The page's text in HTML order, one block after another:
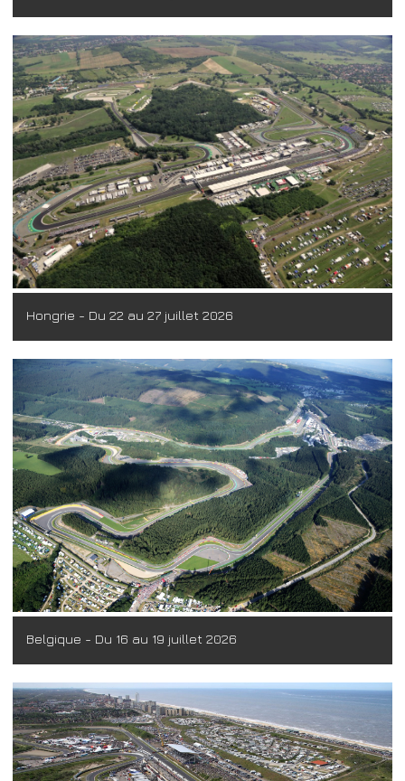
Hongrie - Du 22 au 27 juillet 2026
Belgique - Du 16 au 19 juillet 2026